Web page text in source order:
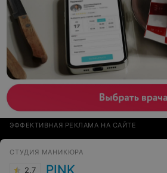
ЭФФЕКТИВНАЯ РЕКЛАМА НА САЙТЕ
СТУДИЯ МАНИКЮРА
2.7 PINK